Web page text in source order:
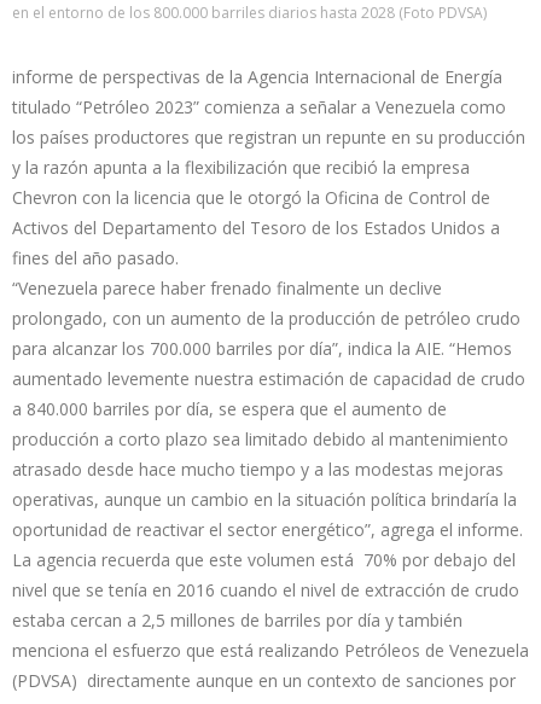
en el entorno de los 800.000 barriles diarios hasta 2028 (Foto PDVSA)
informe de perspectivas de la Agencia Internacional de Energía
titulado “Petróleo 2023” comienza a señalar a Venezuela como
los países productores que registran un repunte en su producción
y la razón apunta a la flexibilización que recibió la empresa
Chevron con la licencia que le otorgó la Oficina de Control de
Activos del Departamento del Tesoro de los Estados Unidos a
fines del año pasado.
“Venezuela parece haber frenado finalmente un declive
prolongado, con un aumento de la producción de petróleo crudo
para alcanzar los 700.000 barriles por día”, indica la AIE. “Hemos
aumentado levemente nuestra estimación de capacidad de crudo
a 840.000 barriles por día, se espera que el aumento de
producción a corto plazo sea limitado debido al mantenimiento
atrasado desde hace mucho tiempo y a las modestas mejoras
operativas, aunque un cambio en la situación política brindaría la
oportunidad de reactivar el sector energético”, agrega el informe.
La agencia recuerda que este volumen está 70% por debajo del
nivel que se tenía en 2016 cuando el nivel de extracción de crudo
estaba cercan a 2,5 millones de barriles por día y también
menciona el esfuerzo que está realizando Petróleos de Venezuela
(PDVSA) directamente aunque en un contexto de sanciones por